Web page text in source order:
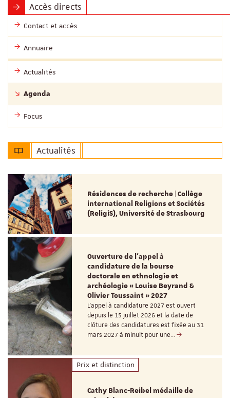
Accès directs
Contact et accès
Annuaire
Actualités
Agenda
Focus
Actualités
Résidences de recherche | Collège
international Religions et Sociétés
(ReligiS), Université de Strasbourg
Ouverture de l'appel à
candidature de la bourse
doctorale en ethnologie et
archéologie « Louise Beyrand &
Olivier Toussaint » 2027
L’appel à candidature 2027 est ouvert
depuis le 15 juillet 2026 et la date de
clôture des candidatures est fixée au 31
mars 2027 à minuit pour une…
Prix et distinction
Cathy Blanc-Reibel médaille de